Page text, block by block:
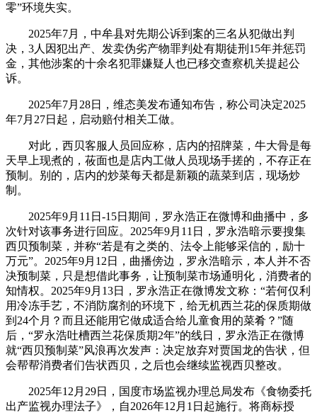
零”环境失实。
2025年7月，中牟县对先期公诉到案的三名从犯做出判
决，3人因犯出产、发卖伪劣产物罪判处有期徒刑15年并惩罚
金，其他涉案的十余名犯罪嫌疑人也已移交查察机关提起公
诉。
2025年7月28日，维态美发布通知布告，称公司决定2025
年7月27日起，启动赔付相关工做。
对此，西贝客服人员回应称，店内的招牌菜，牛大骨是每
天早上现煮的，莜面也是店内工做人员现场手搓的，不存正在
预制。别的，店内的炒菜每天都是新颖的蔬菜到店，现场炒
制。
2025年9月11日-15日期间，罗永浩正在微博和曲播中，多
次针对该事务进行回应。2025年9月11日，罗永浩暗示要搜集
西贝预制菜，并称“若是有之类的、法令上能够采信的，励十
万元”。2025年9月12日，曲播傍边，罗永浩暗示，本人并不否
决预制菜，只是想借此事务，让预制菜市场通明化，消费者的
知情权。2025年9月13日，罗永浩正在微博发文称：“若何仅利
用冷冻手艺，不消防腐剂的环境下，给无机西兰花的保质期做
到24个月？而且还能用它做成适合给儿童食用的菜肴？”随
后，“罗永浩吐槽西兰花保质期2年”的线日，罗永浩正在微博
就“西贝预制菜”风浪再次发声：决定放弃对贾国龙的告状，但
会帮帮消费者们告状西贝，之后也会继续监视西贝整改。
2025年12月29日，国度市场监视办理总局发布《食物委托
出产监视办理法子》，自2026年12月1日起施行。将商标授